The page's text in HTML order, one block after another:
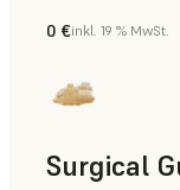
Technik
0 €inkl. 19 % MwSt.